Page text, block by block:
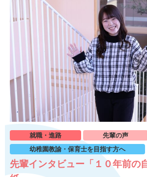
就職・進路
先輩の声
幼稚園教諭・保育士を目指す方へ
先輩インタビュー「１０年前の